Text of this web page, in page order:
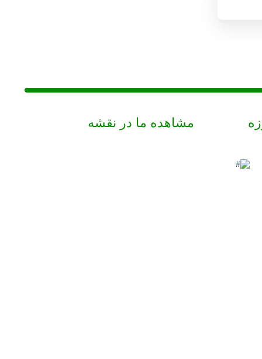
مشاهده ما در نقشه